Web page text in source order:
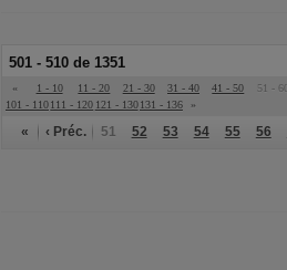
501 - 510 de 1351
« 1 - 10 11 - 20 21 - 30 31 - 40 41 - 50
51 -
101 - 110111 - 120 121 - 130 131 - 136 »
« ‹ Préc. 51 52 53 54 55 56